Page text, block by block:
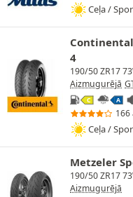
Ceļa /
4
190/50 ZR17
Aizmugurējā
C A
166
Ceļa /
Metzeler
190/50 ZR17
Aizmugurējā